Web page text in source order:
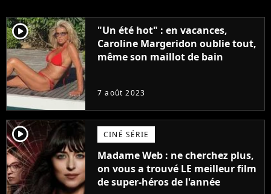
player2
"Un été hot" : en vacances,
Caroline Margeridon oublie tout,
même son maillot de bain
7 août 2023
player2 CINÉ SÉRIE
Madame Web : ne cherchez plus,
on vous a trouvé LE meilleur film
de super-héros de l'année